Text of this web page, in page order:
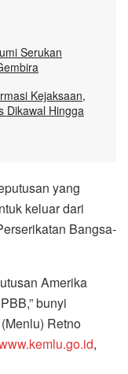
Serukan
Kejaksaan,
Dikawal Hingga
yang
keluar dari
Bangsa-
Amerika
bunyi
Retno
,